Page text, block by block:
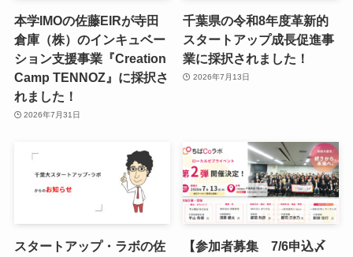
本学IMOの佐藤EIRが寺田
倉庫（株）のインキュベー
ション支援事業『Creation
Camp TENNOZ』に採択さ
れました！
2026年7月31日
千葉県の令和8年度⾰新的
スタートアップ成⻑促進事
業に採択されました！
2026年7月13日
スタートアップ・ラボの佐
【参加者募集 7/6申込〆